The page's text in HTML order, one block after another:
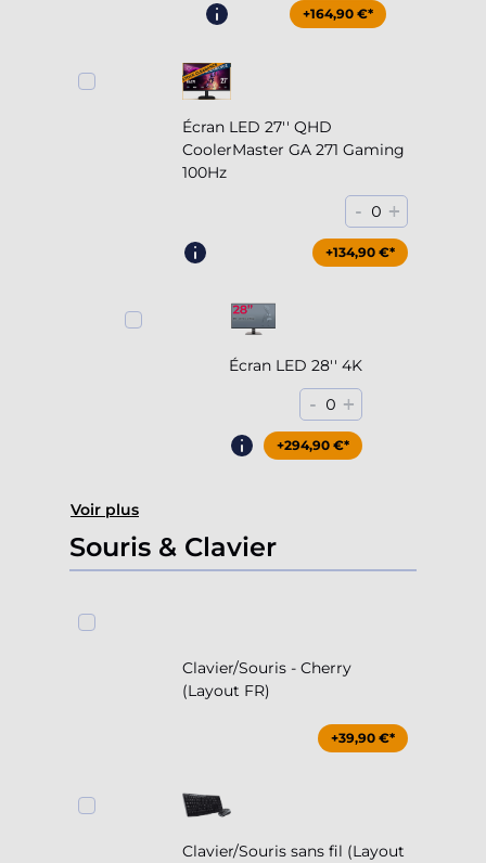
+164,90 €*
Écran LED 27'' QHD
CoolerMaster GA 271 Gaming
100Hz
- 0 +
+204,90 €*
+134,90 €*
Écran LED 28'' 4K
- 0 +
+294,90 €*
Voir plus
Souris & Clavier
Clavier/Souris - Cherry
(Layout FR)
+39,90 €*
Clavier/Souris sans fil (Layout